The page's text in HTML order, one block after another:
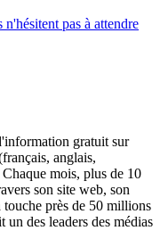
pas à attendre
gratuit sur
anglais,
mois, plus de 10
son site web, son
près de 50 millions
un des leaders des médias